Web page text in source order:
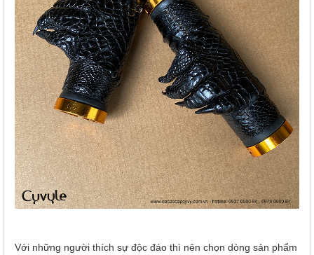
Với những người thích sự độc đáo thì nên chọn dòng sản phẩm